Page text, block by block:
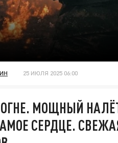
25 ИЮЛЯ 2025 06:00
МОЩНЫЙ
СЕРДЦЕ.